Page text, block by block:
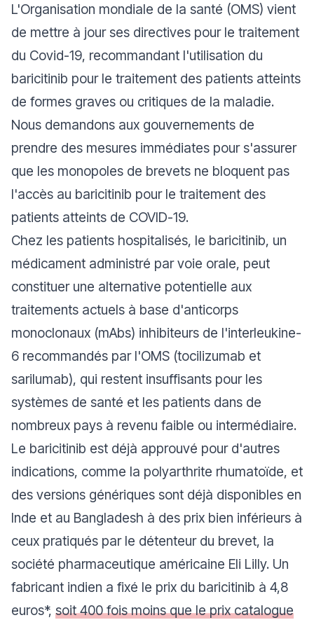
L'Organisation mondiale de la santé (OMS) vient
de mettre à jour ses directives pour le traitement
du Covid-19, recommandant l'utilisation du
baricitinib pour le traitement des patients atteints
de formes graves ou critiques de la maladie.
Nous demandons aux gouvernements de
prendre des mesures immédiates pour s'assurer
que les monopoles de brevets ne bloquent pas
l'accès au baricitinib pour le traitement des
patients atteints de COVID-19.
Chez les patients hospitalisés, le baricitinib, un
médicament administré par voie orale, peut
constituer une alternative potentielle aux
traitements actuels à base d'anticorps
monoclonaux (mAbs) inhibiteurs de l'interleukine-
6 recommandés par l'OMS (tocilizumab et
sarilumab), qui restent insuffisants pour les
systèmes de santé et les patients dans de
nombreux pays à revenu faible ou intermédiaire.
Le baricitinib est déjà approuvé pour d'autres
indications, comme la polyarthrite rhumatoïde, et
des versions génériques sont déjà disponibles en
Inde et au Bangladesh à des prix bien inférieurs à
ceux pratiqués par le détenteur du brevet, la
société pharmaceutique américaine Eli Lilly. Un
fabricant indien a fixé le prix du baricitinib à 4,8
euros*, soit 400 fois moins que le prix catalogue